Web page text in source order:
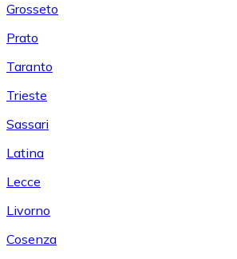
Grosseto
Prato
Taranto
Trieste
Sassari
Latina
Lecce
Livorno
Cosenza